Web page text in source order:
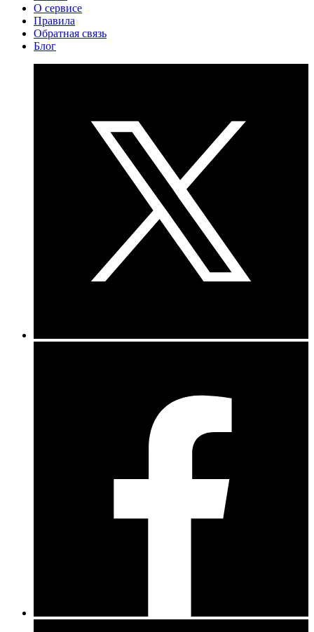
О сервисе
Правила
Обратная связь
Блог